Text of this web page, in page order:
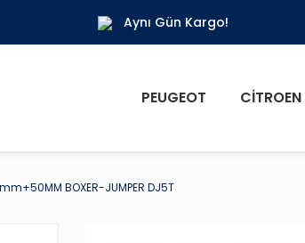
Aynı Gün Kargo!
PEUGEOT CITROEN
BOXER-JUMPER DJ5T